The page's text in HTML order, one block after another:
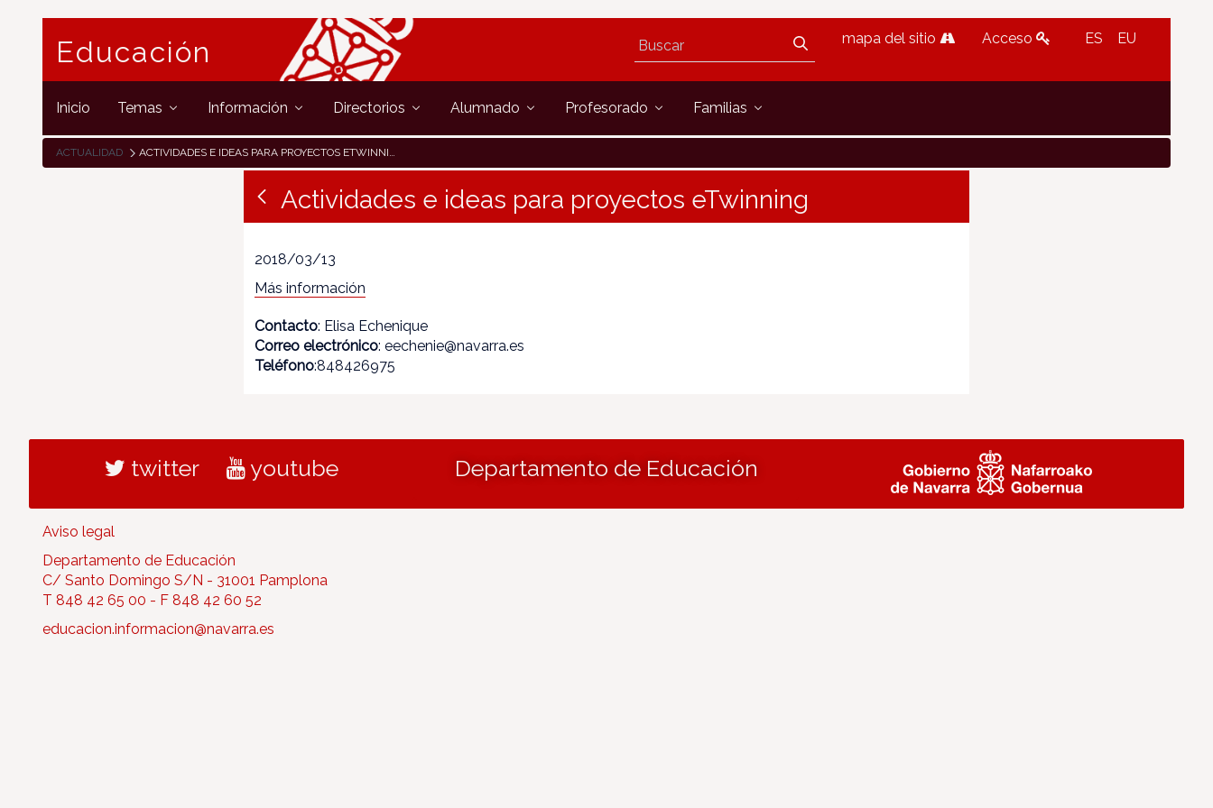
Educación mapa del sitio Acceso ES EU
Inicio Temas Información Directorios Alumnado Profesorado Familias
ACTUALIDAD ACTIVIDADES E IDEAS PARA PROYECTOS ETWINNING
Actividades e ideas para proyectos eTwinning
2018/03/13
Más información
Contacto: Elisa Echenique
Correo electrónico: eechenie@navarra.es
Teléfono:848426975
twitter youtube Departamento de Educación
Aviso legal
Departamento de Educación
C/ Santo Domingo S/N - 31001 Pamplona
T 848 42 65 00 - F 848 42 60 52
educacion.informacion@navarra.es